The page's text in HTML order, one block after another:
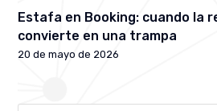
Estafa en Booking: cuando la
convierte en una trampa
20 de mayo de 2026